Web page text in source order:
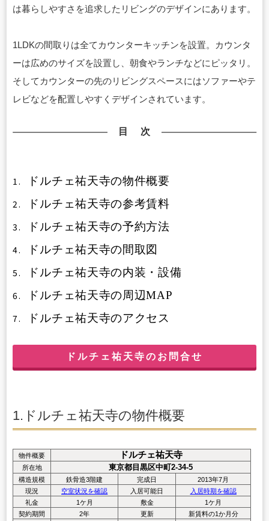
は暮らしやすさを追求したリビングのデザインにあります。
1LDKの間取りは全てカウンターキッチンを設置。カウンタ
ーは広めのサイズを設置し、朝食やランチなどにピッタリ。
そしてカウンターの先のリビングスペースにはソファーやテ
レビなどを配置しやすくデザインされています。
目 次
1. ドルチェ祐天寺の物件概要
2. ドルチェ祐天寺の参考賃料
3. ドルチェ祐天寺の予約方法
4. ドルチェ祐天寺の間取図
5. ドルチェ祐天寺の内装・設備
6. ドルチェ祐天寺の周辺MAP
7. ドルチェ祐天寺のアクセス
ドルチェ祐天寺のお問合せ
1.ドルチェ祐天寺の物件概要
物件概要 ドルチェ祐天寺
所在地 東京都目黒区中町2-34-5
構造規模 鉄骨造3階建 完成日
2013年7月
現況
空室状況を確認 入居可能日
入居時期を確認
礼金
1ケ月 敷金
1ケ月
契約期間
2年 更新
新賃料の1か月分